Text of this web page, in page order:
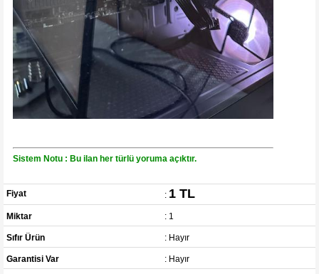
Sistem Notu : Bu ilan her türlü yoruma açıktır.
Fiyat : 1 TL
Miktar : 1
Sıfır Ürün : Hayır
Garantisi Var : Hayır